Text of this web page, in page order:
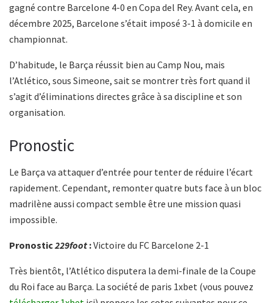
gagné contre Barcelone 4-0 en Copa del Rey. Avant cela, en
décembre 2025, Barcelone s’était imposé 3-1 à domicile en
championnat.
D’habitude, le Barça réussit bien au Camp Nou, mais
l’Atlético, sous Simeone, sait se montrer très fort quand il
s’agit d’éliminations directes grâce à sa discipline et son
organisation.
Pronostic
Le Barça va attaquer d’entrée pour tenter de réduire l’écart
rapidement. Cependant, remonter quatre buts face à un bloc
madrilène aussi compact semble être une mission quasi
impossible.
Pronostic229foot :Victoire du FC Barcelone 2-1
Très bientôt, l’Atlético disputera la demi-finale de la Coupe
du Roi face au Barça. La société de paris 1xbet (vous pouvez